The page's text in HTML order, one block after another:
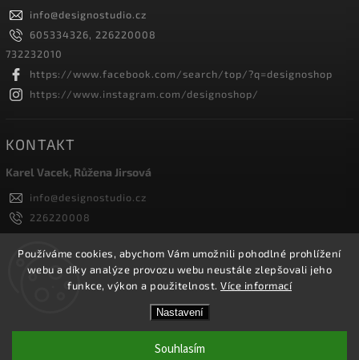
Používáme cookies, abychom Vám umožnili pohodlné prohlížení
webu a díky analýze provozu webu neustále zlepšovali jeho
funkce, výkon a použitelnost. Více informací
Nastavení
Souhlasím
info@designostudio.cz
605334326, 226220008
732232010
https://www.facebook.com/search/top/?q=designoshop
https://www.instagram.com/designoshop/
KONTAKT
Karel Vacek, Růžena Jirsová
info@designostudio.cz
226220008
605334326, 732232010
Designoshop
designoshop
Designoshop. Všechna práva vyhrazena.